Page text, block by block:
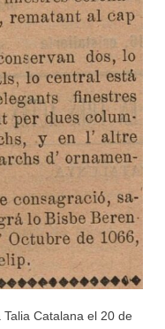
Catalana el 20 de